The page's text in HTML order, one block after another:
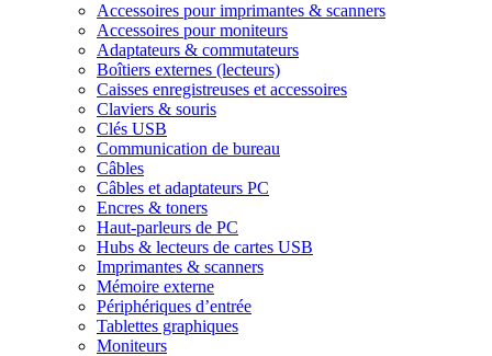
Accessoires pour imprimantes & scanners
Accessoires pour moniteurs
Adaptateurs & commutateurs
Boîtiers externes (lecteurs)
Caisses enregistreuses et accessoires
Claviers & souris
Clés USB
Communication de bureau
Câbles
Câbles et adaptateurs PC
Encres & toners
Haut-parleurs de PC
Hubs & lecteurs de cartes USB
Imprimantes & scanners
Mémoire externe
Périphériques d’entrée
Tablettes graphiques
Moniteurs